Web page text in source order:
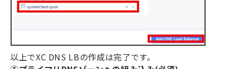
以上でXC DNS LBの作成は完了です。